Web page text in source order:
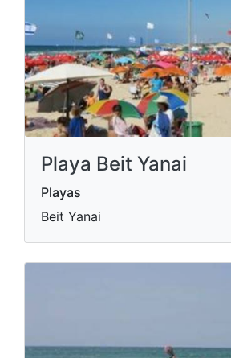
Playa Beit Yanai
Playas
Beit Yanai